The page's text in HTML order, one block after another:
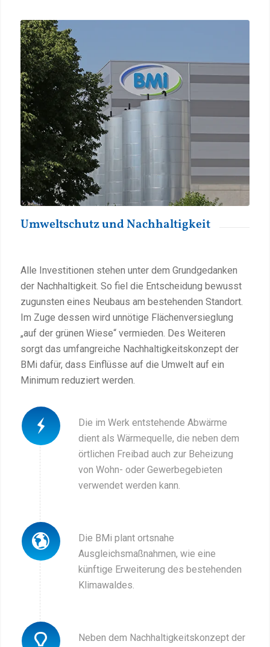
Umweltschutz und Nachhaltigkeit
Alle Investitionen stehen unter dem Grundgedanken
der Nachhaltigkeit. So fiel die Entscheidung bewusst
zugunsten eines Neubaus am bestehenden Standort.
Im Zuge dessen wird unnötige Flächenversieglung
„auf der grünen Wiese“ vermieden. Des Weiteren
sorgt das umfangreiche Nachhaltigkeitskonzept der
BMi dafür, dass Einflüsse auf die Umwelt auf ein
Minimum reduziert werden.
Die im Werk entstehende Abwärme
dient als Wärmequelle, die neben dem
örtlichen Freibad auch zur Beheizung
von Wohn- oder Gewerbegebieten
verwendet werden kann.
Die BMi plant ortsnahe
Ausgleichsmaßnahmen, wie eine
künftige Erweiterung des bestehenden
Klimawaldes.
Neben dem Nachhaltigkeitskonzept der